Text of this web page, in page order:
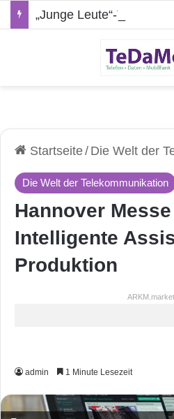
Startseite/ Die Welt der
Die Welt der Telekommunikation
Hannover
Intelligente
Produktion
admin 1 Minute Lesezeit